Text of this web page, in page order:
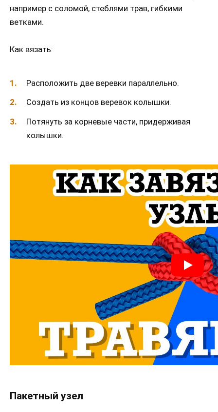
например с соломой, стеблями трав, гибкими
ветками.
Как вязать:
Расположить две веревки параллельно.
Создать из концов веревок колышки.
Потянуть за корневые части, придерживая
колышки.
Пакетный узел